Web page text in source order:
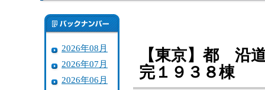
2026年08月
2026年07月
2026年06月
【東京】都 沿
完１９３８棟